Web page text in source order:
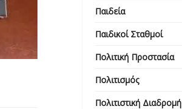
Παιδεία
Παιδικοί Σταθμοί
Πολιτική Προστασία
Πολιτισμός
Πολιτιστική Διαδρομή